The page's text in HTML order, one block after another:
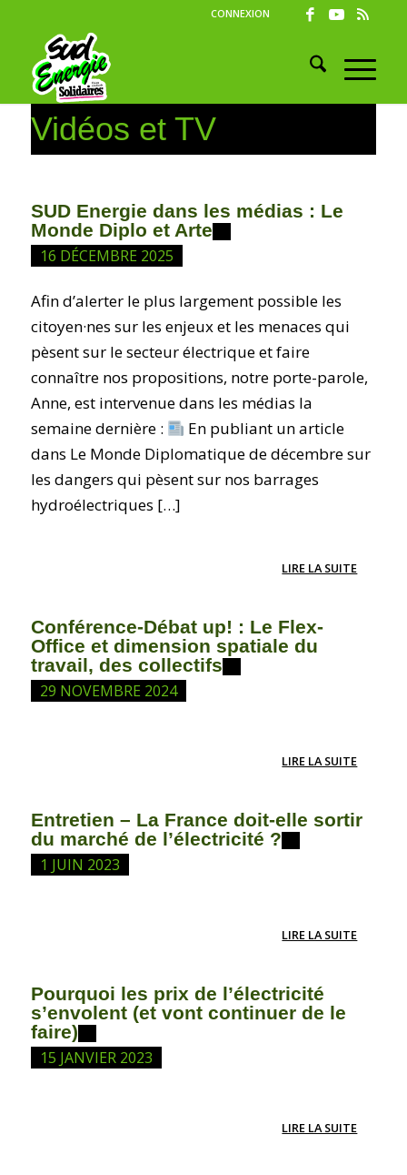
CONNEXION
Vidéos et TV
SUD Energie dans les médias : Le
Monde Diplo et Arte
16 DÉCEMBRE 2025
Afin d’alerter le plus largement possible les
citoyen·nes sur les enjeux et les menaces qui
pèsent sur le secteur électrique et faire
connaître nos propositions, notre porte-parole,
Anne, est intervenue dans les médias la
semaine dernière :
En publiant un article
dans Le Monde Diplomatique de décembre sur
les dangers qui pèsent sur nos barrages
hydroélectriques […]
LIRE LA SUITE
Conférence-Débat up! : Le Flex-
Office et dimension spatiale du
travail, des collectifs
29 NOVEMBRE 2024
LIRE LA SUITE
Entretien – La France doit-elle sortir
du marché de l’électricité ?
1 JUIN 2023
LIRE LA SUITE
Pourquoi les prix de l’électricité
s’envolent (et vont continuer de le
faire)
15 JANVIER 2023
LIRE LA SUITE